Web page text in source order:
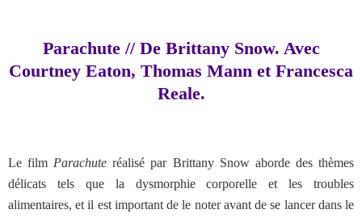
Parachute // De Brittany Snow. Avec
Courtney Eaton, Thomas Mann et Francesca
Reale.
Le film Parachute réalisé par Brittany Snow aborde des thèmes
délicats tels que la dysmorphie corporelle et les troubles
alimentaires, et il est important de le noter avant de se lancer dans le